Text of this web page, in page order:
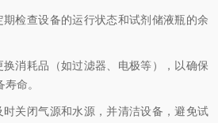
查设备的运行状态和试剂储液瓶的余
耗品（如过滤器、电极等），以确保
命。
关闭气源和水源，并清洁设备，避免试